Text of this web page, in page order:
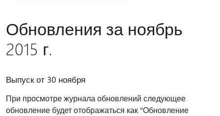
Обновления за ноябрь
2015 г.
Выпуск от 30 ноября
При просмотре журнала обновлений следующее
обновление будет отображаться как "Обновление